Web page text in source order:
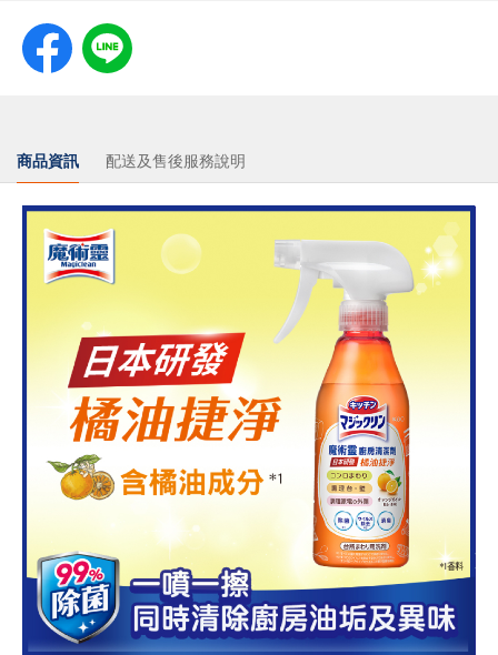
商品資訊 配送及售後服務說明